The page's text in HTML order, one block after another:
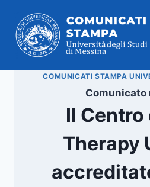
contenuto
COMUNICATI STAMPA
Comunicato
Il Centro
Therapy